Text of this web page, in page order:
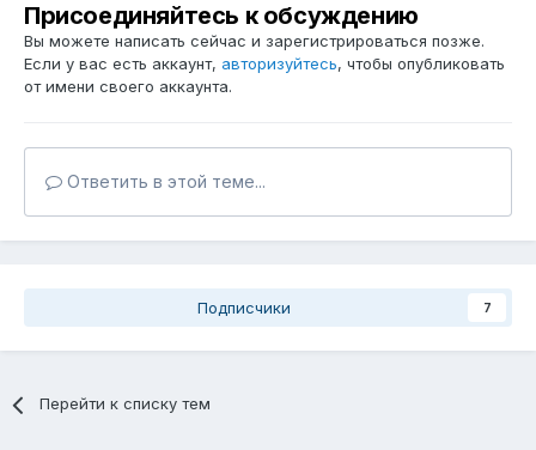
Присоединяйтесь к обсуждению
Вы можете написать сейчас и зарегистрироваться позже.
Если у вас есть аккаунт, авторизуйтесь, чтобы опубликовать
от имени своего аккаунта.
Ответить в этой теме...
Подписчики 7
Перейти к списку тем